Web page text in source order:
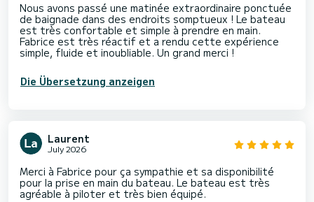
Nous avons passé une matinée extraordinaire ponctuée
de baignade dans des endroits somptueux ! Le bateau
est très confortable et simple à prendre en main.
Fabrice est très réactif et a rendu cette expérience
simple, fluide et inoubliable. Un grand merci !
Die Übersetzung anzeigen
Laurent
July 2026
Merci à Fabrice pour ça sympathie et sa disponibilité
pour la prise en main du bateau. Le bateau est très
agréable à piloter et très bien équipé.